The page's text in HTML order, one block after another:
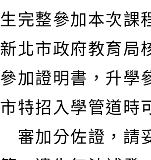
生完整參加本次課
新北市政府教
參加證明書，升學
市特招入學管道
審加分佐證，請